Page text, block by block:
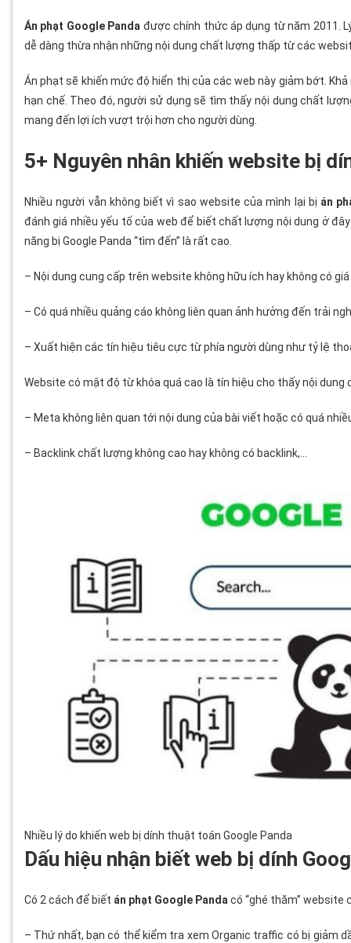
Án phạt Google Panda được chính thức áp dụng từ năm 2011.
dễ dàng thừa nhận những nội dung chất lượng thấp từ các
Án phạt sẽ khiến mức độ hiển thị của các web này giảm bớt.
hạn chế. Theo đó, người sử dụng sẽ tìm thấy nội dung chất
mang đến lợi ích vượt trội hơn cho người dùng.
5+ Nguyên nhân khiến website bị
Nhiều người vẫn không biết vì sao website của mình lại bị án
đánh giá nhiều yếu tố của web để biết chất lượng nội dung ở
năng bị Google Panda “tìm đến” là rất cao.
– Nội dung cung cấp trên website không hữu ích hay không có
– Có quá nhiều quảng cáo không liên quan ảnh hưởng đến trải
– Xuất hiện các tín hiệu tiêu cực từ phía người dùng như tỷ lệ
Website có mật độ từ khóa quá cao là tín hiệu cho thấy nội dung
– Meta không liên quan tới nội dung của bài viết hoặc có quá
– Backlink chất lượng không cao hay không có backlink,…
Nhiều lý do khiến web bị dính thuật toán Google Panda
Dấu hiệu nhận biết web bị dính
Có 2 cách để biết án phạt Google Pandacó “ghé thăm” website
– Thứ nhất, bạn có thể kiểm tra xem Organic traffic có bị giảm